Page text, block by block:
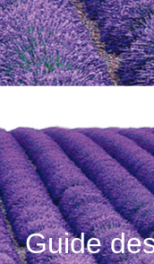
Guide